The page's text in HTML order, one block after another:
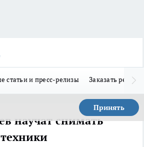
статьи и пресс-релизы Заказать
Принять
научат снимать
техники